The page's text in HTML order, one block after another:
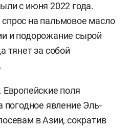
с июня 2022 года.
на пальмовое масло
и подорожание сырой
тянет за собой
Европейские поля
погодное явление Эль-
в Азии, сократив